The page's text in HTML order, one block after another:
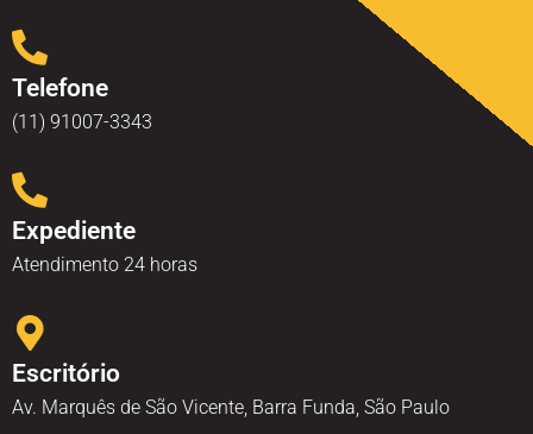
Telefone
(11) 91007-3343
Expediente
Atendimento 24 horas
Escritório
Av. Marquês de São Vicente, Barra Funda, São Paulo